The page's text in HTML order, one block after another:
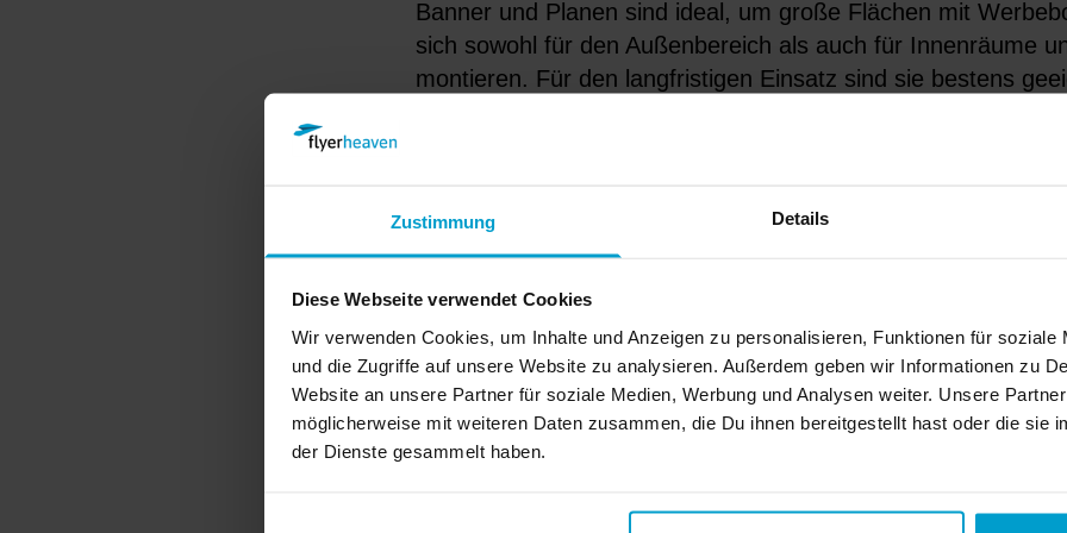
Zustimmung Details
Diese Webseite verwendet Cookies
Wir verwenden Cookies, um Inhalte und Anzeigen zu personalisieren, Funktionen für soziale
und die Zugriffe auf unsere Website zu analysieren. Außerdem geben wir Informationen zu
Website an unsere Partner für soziale Medien, Werbung und Analysen weiter. Unsere
möglicherweise mit weiteren Daten zusammen, die Du ihnen bereitgestellt hast oder die sie
der Dienste gesammelt haben.
Banner und Planen sind ideal, um große Flächen mit
sich sowohl für den Außenbereich als auch für Innenräume
montieren. Für den langfristigen Einsatz sind sie bestens
wieder abgenommen und platzsparend verstaut werden.
Meshbanner und Textil-Banner gestalten und bequem
legst Du alle wichtigen Produktionskriterien fest und erhältst
wenige Tage nach Deiner Bestellung. Für eilige Aufträge
PVC, Mesh & Textilien –
sind Werbebanner?
Ein entscheidendes Kriterium bei der Herstellung von